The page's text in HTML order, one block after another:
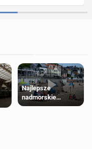
Najlepsze
nadmorskie
miasteczko blisko